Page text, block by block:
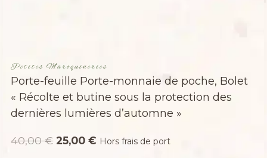
Petites Maroquineries
Porte-feuille Porte-monnaie de poche, Bolet
« Récolte et butine sous la protection des
dernières lumières d’automne »
40,00€ Le
25,00€Le
Hors frais de port